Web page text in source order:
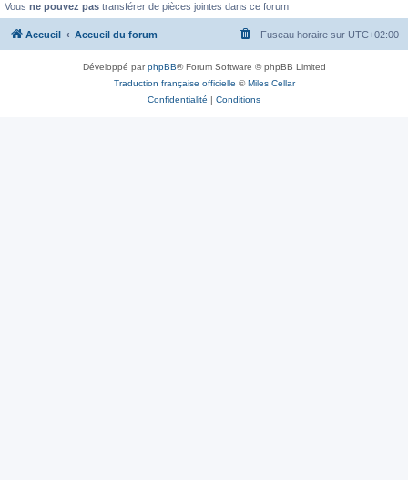
Vous ne pouvez pas transférer de pièces jointes dans ce forum
Accueil Accueil du forum Fuseau horaire sur UTC+02:00
Développé parphpBB® Forum Software © phpBB Limited
Traduction française officielle ©Miles Cellar
Confidentialité | Conditions